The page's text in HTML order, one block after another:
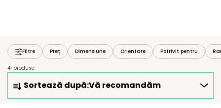
Filtre Preţ Dimensiune Orientare Potrivit pentru
41 produse
L
Sortează după:Vă recomandăm